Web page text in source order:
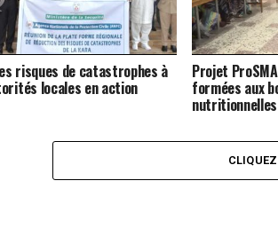
risques de catastrophes à
locales en action
Projet
formées aux